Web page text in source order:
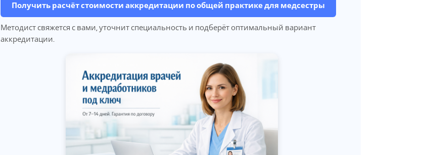
Получить расчёт стоимости аккредитации по общей практике для медсестры
Методист свяжется с вами, уточнит специальность и подберёт оптимальный вариант
аккредитации.